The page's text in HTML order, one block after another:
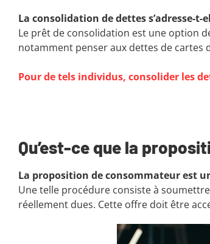
La consolidation de dettes s’adresse-t-
Le prêt de consolidation est une option
notamment penser aux dettes de cartes
Pour de tels individus, consolider les
Qu’est-ce que la
La proposition de consommateur est
Une telle procédure consiste à
réellement dues. Cette offre doit être